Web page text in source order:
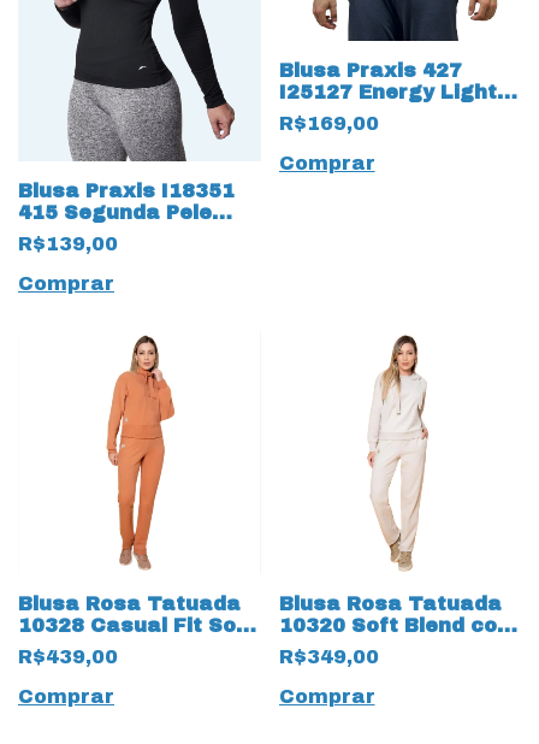
Blusa Praxis I18351
415 Segunda Pele
Térmica com
Proteção UV50+
R$139,00
Comprar
Blusa Praxis 427
I25127 Energy Light
com proteção UV50+
R$169,00
Comprar
Blusa Rosa Tatuada
10328 Casual Fit Soft
Blend Ambar
R$439,00
Comprar
Blusa Rosa Tatuada
10320 Soft Blend com
Capuz Champanhe
R$349,00
Comprar